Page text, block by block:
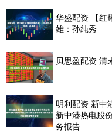
华盛配资 【红
雄：孙纯秀
贝思盈配资 清
明利配资 新中
新中港热电股
务报告